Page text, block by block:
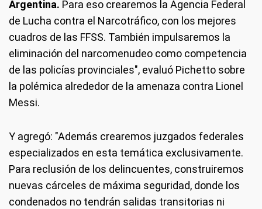
Argentina. Para eso crearemos la Agencia Federal
de Lucha contra el Narcotráfico, con los mejores
cuadros de las FFSS. También impulsaremos la
eliminación del narcomenudeo como competencia
de las policías provinciales", evaluó Pichetto sobre
la polémica alrededor de la amenaza contra Lionel
Messi.
Y agregó: "Además crearemos juzgados federales
especializados en esta temática exclusivamente.
Para reclusión de los delincuentes, construiremos
nuevas cárceles de máxima seguridad, donde los
condenados no tendrán salidas transitorias ni